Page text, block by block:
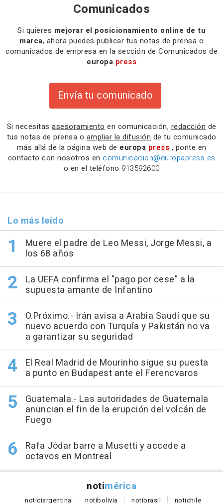
Comunicados
Si quieres mejorar el posicionamiento online de tu
marca, ahora puedes publicar tus notas de prensa o
comunicados de empresa en la sección de Comunicados de
europa press
Envía tu comunicado
Si necesitas asesoramiento en comunicación, redacción de
tus notas de prensa o ampliar la difusión de tu comunicado
más allá de la página web de europa press , ponte en
contacto con nosotros en comunicacion@europapress.es
o en el teléfono 913592600
Lo más leído
Muere el padre de Leo Messi, Jorge Messi, a
los 68 años
La UEFA confirma el "pago por cese" a la
supuesta amante de Infantino
O.Próximo.- Irán avisa a Arabia Saudí que su
nuevo acuerdo con Turquía y Pakistán no va
a garantizar su seguridad
El Real Madrid de Mourinho sigue su puesta
a punto en Budapest ante el Ferencvaros
Guatemala.- Las autoridades de Guatemala
anuncian el fin de la erupción del volcán de
Fuego
Rafa Jódar barre a Musetti y accede a
octavos en Montreal
notimérica
noticiargentina notibolivia notibrasil notichile